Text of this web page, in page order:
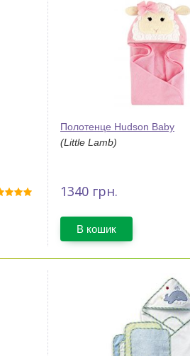
Полотенце Hudson Baby
(Little Lamb)
1340 грн.
В кошик